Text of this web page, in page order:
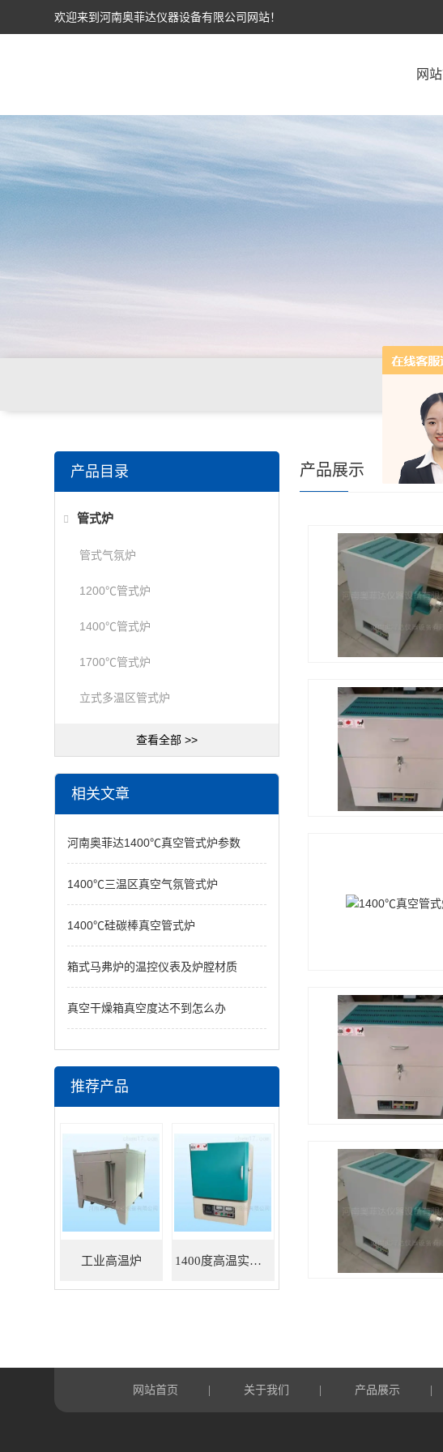
欢迎来到河南奥菲达仪器设备有限公司网站！
网
产品目录
管式炉
管式气氛炉
1200℃管式炉
1400℃管式炉
1700℃管式炉
立式多温区管式炉
查看全部 >>
相关文章
河南奥菲达1400℃真空管式炉参数
1400℃三温区真空气氛管式炉
1400℃硅碳棒真空管式炉
箱式马弗炉的温控仪表及炉膛材质
真空干燥箱真空度达不到怎么办
推荐产品
工业高温炉 1400度高温实验炉
产品展示
网站首页 关于我们 产品展示